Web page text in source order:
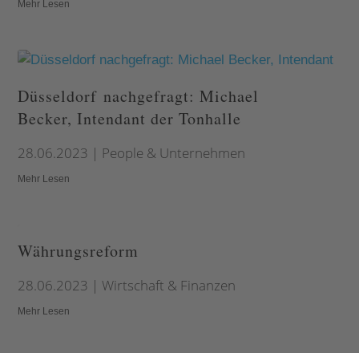
Mehr Lesen
Düsseldorf nachgefragt: Michael
Becker, Intendant der Tonhalle
28.06.2023 | People & Unternehmen
Mehr Lesen
Währungsreform
28.06.2023 |Wirtschaft & Finanzen
Mehr Lesen